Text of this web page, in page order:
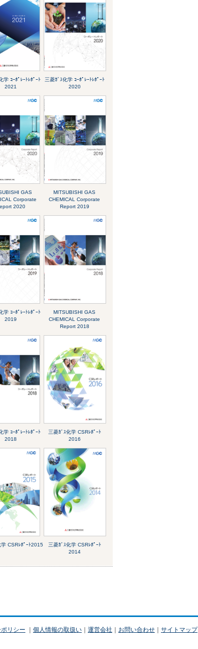
学 ｺｰﾎﾟﾚｰﾄﾚﾎﾟｰﾄ
2021
三菱ｶﾞｽ化学 ｺｰﾎﾟﾚｰﾄﾚﾎﾟｰﾄ
2020
GAS
Corporate
2020
MITSUBISHI GAS
CHEMICAL Corporate
Report 2019
学 ｺｰﾎﾟﾚｰﾄﾚﾎﾟｰﾄ
2019
MITSUBISHI GAS
CHEMICAL Corporate
Report 2018
学 ｺｰﾎﾟﾚｰﾄﾚﾎﾟｰﾄ
2018
三菱ｶﾞｽ化学 CSRﾚﾎﾟｰﾄ
2016
学 CSRﾚﾎﾟｰﾄ2015
三菱ｶﾞｽ化学 CSRﾚﾎﾟｰﾄ
2014
リシー ｜ 個人情報の取扱い ｜ 運営会社 ｜ お問い合わせ ｜ サイトマップ